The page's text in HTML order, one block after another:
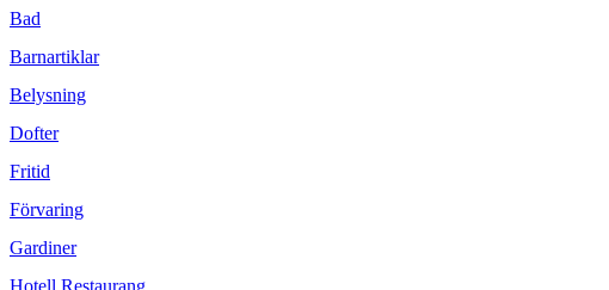
Bad
Barnartiklar
Belysning
Dofter
Fritid
Förvaring
Gardiner
Hotell Restaurang